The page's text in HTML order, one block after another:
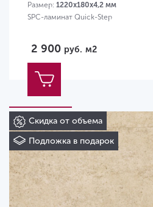
Размер: 1220х180х4,2 мм
SPC-ламинат Quick-Step
2 900 руб. м2
Скидка от объема
Подложка в подарок